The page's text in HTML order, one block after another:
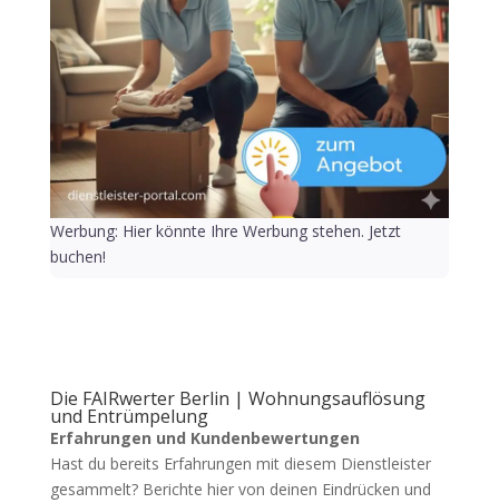
Werbung: Hier könnte Ihre Werbung stehen. Jetzt
buchen!
Die FAIRwerter Berlin | Wohnungsauflösung
und Entrümpelung
Erfahrungen und Kundenbewertungen
Hast du bereits Erfahrungen mit diesem Dienstleister
gesammelt? Berichte hier von deinen Eindrücken und